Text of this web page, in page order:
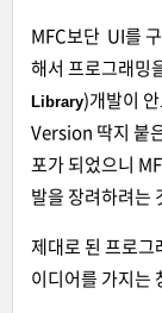
MFC보단 UI를
해서 프로그래밍
Library)개발이
Version 딱지 붙
포가 되었으니
발을 장려하려는
제대로 된 프로
이디어를 가지는